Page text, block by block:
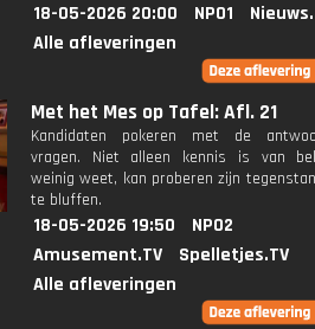
18-05-2026 20:00 NPO1
Alle afleveringen
Met het Mes op Tafel: Afl. 21
Kandidaten pokeren met de
vragen. Niet alleen kennis is van
weinig weet, kan proberen zijn
te bluffen.
18-05-2026 19:50
NPO2
Amusement.TV
Spelletjes.TV
Alle afleveringen